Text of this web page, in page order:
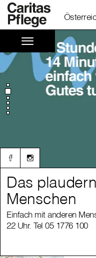
Das
Menschen
Einfach mit anderen
22 Uhr. Tel 05 1776 100
Das
Menschen
Einfach mit anderen
22 Uhr. Tel 05 1776 100